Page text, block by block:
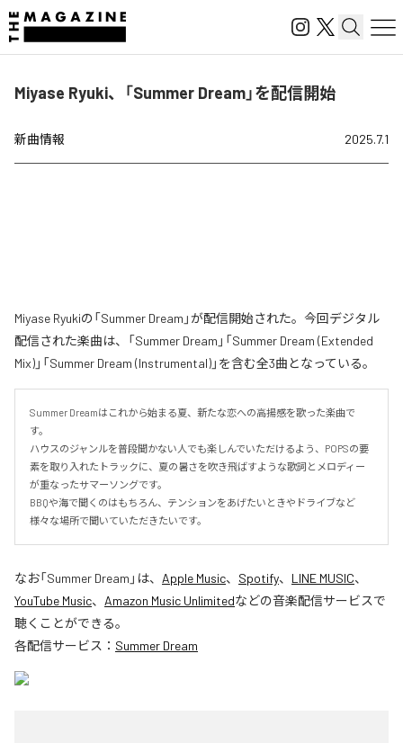
Miyase Ryuki、「Summer Dream」を配信開始
新曲情報 2025.7.1
Miyase Ryukiの「Summer Dream」が配信開始された。今回デジタル
配信された楽曲は、「Summer Dream」「Summer Dream (Extended
Mix)」「Summer Dream (Instrumental)」を含む全3曲となっている。
Summer Dreamはこれから始まる夏、新たな恋への高揚感を歌った楽曲で
す。
ハウスのジャンルを普段聞かない人でも楽しんでいただけるよう、POPSの要
素を取り入れたトラックに、夏の暑さを吹き飛ばすような歌詞とメロディー
が重なったサマーソングです。
BBQや海で聞くのはもちろん、テンションをあげたいときやドライブなど
様々な場所で聞いていただきたいです。
なお「Summer Dream 」は、 Apple Music、 Spotify、 LINE MUSIC、
YouTube Music、 Amazon Music Unlimitedなどの音楽配信サービスで
聴くことができる。
各配信サービス： Summer Dream